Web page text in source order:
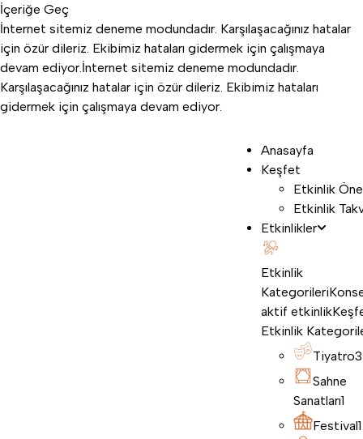
İçeriğe Geç
İnternet sitemiz deneme modundadır. Karşılaşacağınız hatalar
için özür dileriz. Ekibimiz hataları gidermek için çalışmaya
devam ediyor.İnternet sitemiz deneme modundadır.
Karşılaşacağınız hatalar için özür dileriz. Ekibimiz hataları
gidermek için çalışmaya devam ediyor.
Anasayfa
Keşfet
Etkinlik
Etkinlik
Etkinlikler
Etkinlik
Kategorileri
aktif etkinlik
Etkinlik
Tiyatro3
Sahne
Sanatları1
Festival1